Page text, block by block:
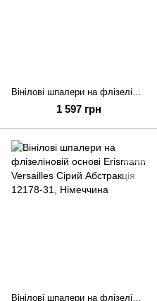
1 597 грн
Вінілові шпалери на флізеліновій основі Erismann Versailles Сірий Абстракція 12178-31